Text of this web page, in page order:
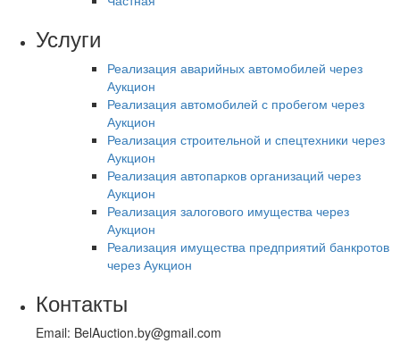
Услуги
Реализация аварийных автомобилей через
Аукцион
Реализация автомобилей с пробегом через
Аукцион
Реализация строительной и спецтехники через
Аукцион
Реализация автопарков организаций через
Аукцион
Реализация залогового имущества через
Аукцион
Реализация имущества предприятий банкротов
через Аукцион
Контакты
Email: BelAuction.by@gmail.com